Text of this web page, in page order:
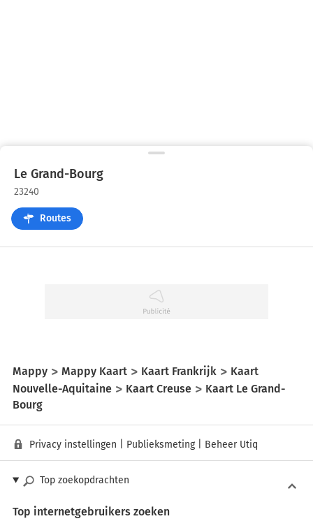
Le Grand-Bourg
23240
Routes
Mappy Mappy Kaart Kaart Frankrijk
Kaart
Nouvelle-Aquitaine
Kaart Creuse
Kaart Le Grand-
Bourg
Privacy instellingen Publieksmeting| Beheer Utiq
Top zoekopdrachten
Top internetgebruikers zoeken